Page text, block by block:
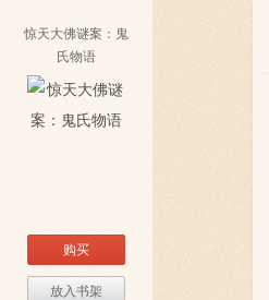
惊天大佛谜案：鬼
氏物语
购买
放入书架